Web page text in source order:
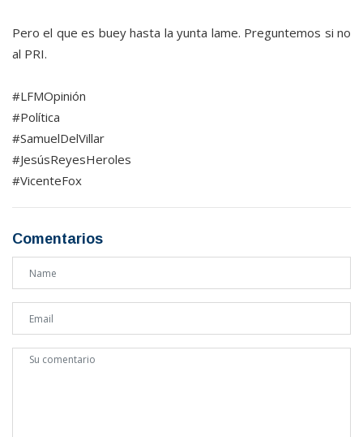
Pero el que es buey hasta la yunta lame. Preguntemos si no
al PRI.
#LFMOpinión
#Política
#SamuelDelVillar
#JesúsReyesHeroles
#VicenteFox
Comentarios